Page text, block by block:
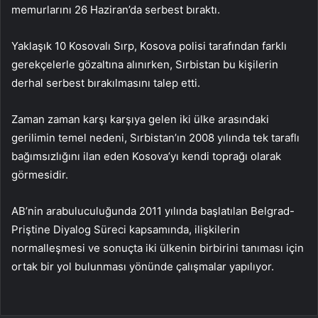
memurlarını 26 Haziran’da serbest bıraktı.
Yaklaşık 10 Kosovalı Sırp, Kosova polisi tarafından farklı
gerekçelerle gözaltına alınırken, Sırbistan bu kişilerin
derhal serbest bırakılmasını talep etti.
Zaman zaman karşı karşıya gelen iki ülke arasındaki
gerilimin temel nedeni, Sırbistan’ın 2008 yılında tek taraflı
bağımsızlığını ilan eden Kosova’yı kendi toprağı olarak
görmesidir.
AB’nin arabuluculuğunda 2011 yılında başlatılan Belgrad-
Priştine Diyalog Süreci kapsamında, ilişkilerin
normalleşmesi ve sonuçta iki ülkenin birbirini tanıması için
ortak bir yol bulunması yönünde çalışmalar yapılıyor.